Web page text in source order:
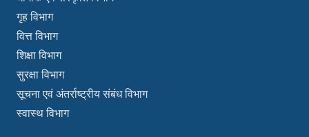
गृह विभाग
वित्त विभाग
शिक्षा विभाग
सुरक्षा विभाग
सूचना एवं अंतर्राष्ट्रीय संबंध विभाग
स्वास्थ विभाग